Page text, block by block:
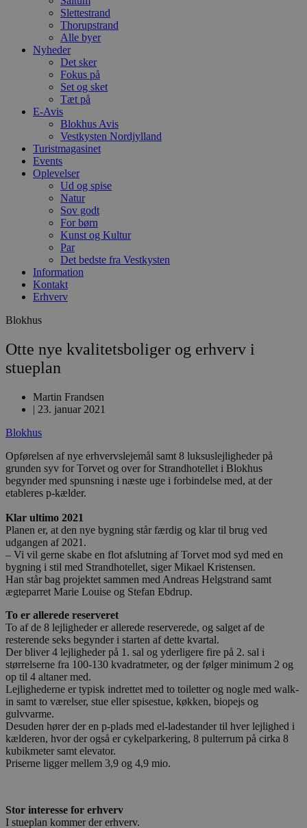
Slettestrand
Thorupstrand
Alle byer
Nyheder
Det sker
Fokus på
Set og sket
Tæt på
E-Avis
Blokhus Avis
Vestkysten Nordjylland
Turistmagasinet
Events
Oplevelser
Ud og spise
Natur
Sov godt
For børn
Kunst og Kultur
Par
Det bedste fra Vestkysten
Information
Kontakt
Erhverv
Blokhus
Otte nye kvalitetsboliger og erhverv i
stueplan
Martin Frandsen
| 23. januar 2021
Blokhus
Opførelsen af nye erhvervslejemål samt 8 luksuslejligheder på
grunden syv for Torvet og over for Strandhotellet i Blokhus
begynder med spunsning i næste uge i forbindelse med, at der
etableres p-kælder.
Klar ultimo 2021
Planen er, at den nye bygning står færdig og klar til brug ved
udgangen af 2021.
– Vi vil gerne skabe en flot afslutning af Torvet mod syd med en
bygning i stil med Strandhotellet, siger Mikael Kristensen.
Han står bag projektet sammen med Andreas Helgstrand samt
ægteparret Marie Louise og Stefan Ebdrup.
To er allerede reserveret
To af de 8 lejligheder er allerede reserverede, og salget af de
resterende seks begynder i starten af dette kvartal.
Der bliver 4 lejligheder på 1. sal og yderligere fire på 2. sal i
størrelserne fra 100-130 kvadratmeter, og der følger minimum 2 og
op til 4 altaner med.
Lejlighederne er typisk indrettet med to toiletter og nogle med walk-
in samt to værelser, stue eller spisestue, køkken, biopejs og
gulvvarme.
Desuden hører der en p-plads med el-ladestander til hver lejlighed i
kælderen, hvor der også er cykelparkering, 8 pulterrum på cirka 8
kubikmeter samt elevator.
Priserne ligger mellem 3,9 og 4,9 mio.
Stor interesse for erhverv
I stueplan kommer der erhverv.